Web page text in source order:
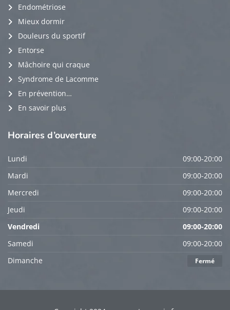
Endométriose
Mieux dormir
Douleurs du sportif
Entorse
Mâchoire qui craque
Syndrome de Lacomme
En prévention…
En savoir plus
Horaires d’ouverture
Lundi
09:00-20:00
Mardi
09:00-20:00
Mercredi
09:00-20:00
Jeudi
09:00-20:00
Vendredi
09:00-20:00
Samedi
09:00-20:00
Dimanche
Fermé